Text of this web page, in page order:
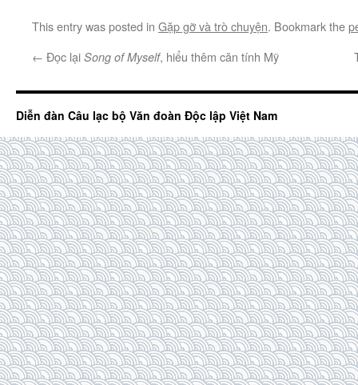
This entry was posted in Gặp gỡ và trò chuyện. Bookmark the
← Đọc lại Song of Myself, hiểu thêm căn tính Mỹ
Diễn đàn Câu lạc bộ Văn đoàn Độc lập Việt Nam